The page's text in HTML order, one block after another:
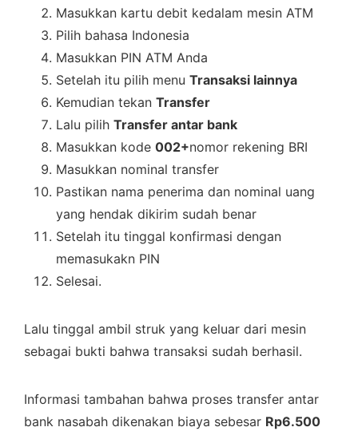
Masukkan kartu debit kedalam mesin ATM
Pilih bahasa Indonesia
Masukkan PIN ATM Anda
Setelah itu pilih menu Transaksi lainnya
Kemudian tekan Transfer
Lalu pilih Transfer antar bank
Masukkan kode 002+nomor rekening BRI
Masukkan nominal transfer
Pastikan nama penerima dan nominal uang
yang hendak dikirim sudah benar
Setelah itu tinggal konfirmasi dengan
memasukakn PIN
Selesai.
Lalu tinggal ambil struk yang keluar dari mesin
sebagai bukti bahwa transaksi sudah berhasil.
Informasi tambahan bahwa proses transfer antar
bank nasabah dikenakan biaya sebesar Rp6.500